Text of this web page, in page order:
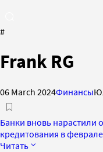
#
Frank RG
06 March 2024Финансы
Банки вновь нарастили
кредитования в феврале
Читать